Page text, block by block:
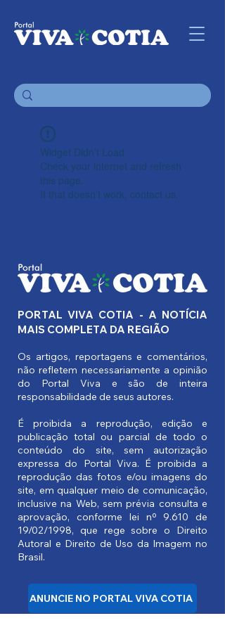
Widget Didn’t Load
Check your internet and refresh
this page.
If that doesn’t work, contact us.
PORTAL VIVA COTIA - A NOTÍCIA
MAIS COMPLETA DA REGIÃO
Os artigos, reportagens e comentários,
não refletem necessariamente a opinião
do Portal Viva e são de inteira
responsabilidade de seus autores.
É proibida a reprodução, edição e
publicação total ou parcial de todo o
conteúdo do site, sem autorização
expressa do Portal Viva. É proibida a
reprodução das fotos e/ou imagens do
site, em qualquer meio de comunicação,
inclusive na Web, sem prévia consulta e
aprovação, conforme lei nº 9.610 de
19/02/1998, que rege sobre o Direito
Autoral e Direito de Uso da Imagem no
Brasil.
ANUNCIE NO PORTAL VIVA COTIA